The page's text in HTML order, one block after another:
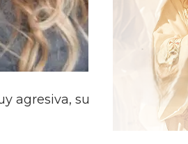
agresiva, su